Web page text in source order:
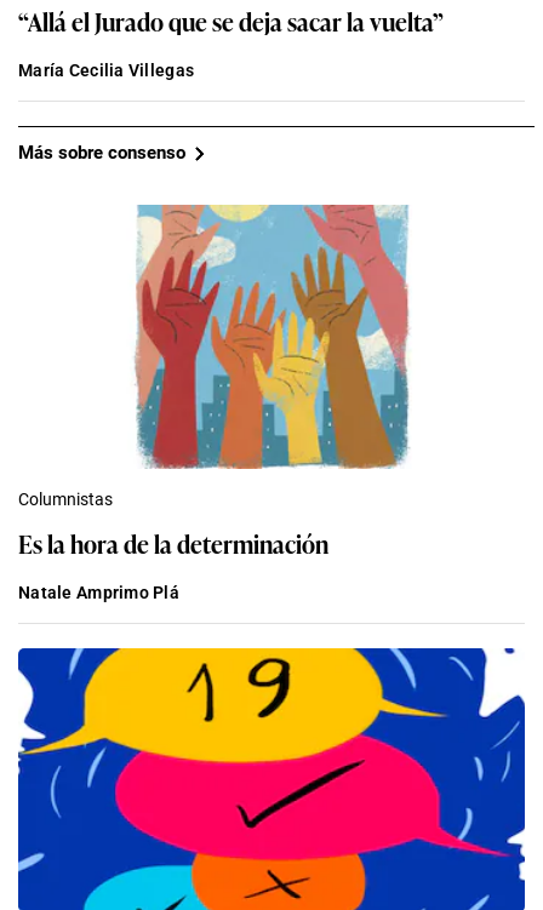
“Allá el Jurado que se deja sacar la vuelta”
María Cecilia Villegas
Más sobre consenso
Columnistas
Es la hora de la determinación
Natale Amprimo Plá